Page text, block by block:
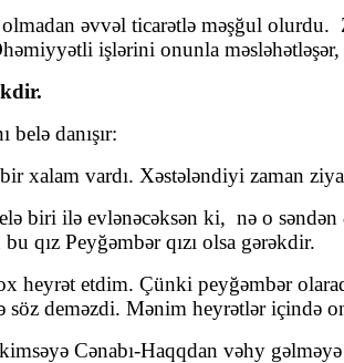
əvvəl ticarətlə məşğul
işlərini onunla
.
belə danışır:
xalam vardı. Xəstələndiyi zaman
evlənəcəksən ki, nə o səndən
qız Peyğəmbər qızı olsa gərəkdir.
heyrət etdim. Çünki peyğəmbər
deməzdi. Mənim heyrətlər içində
Cənabı-Haqqdan vəhy gəlməyə